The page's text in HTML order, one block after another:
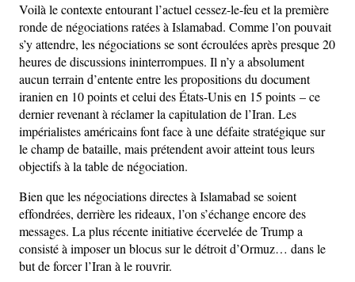
Voilà le contexte entourant l’actuel cessez-le-feu et la première
ronde de négociations ratées à Islamabad. Comme l’on pouvait
s’y attendre, les négociations se sont écroulées après presque 20
heures de discussions ininterrompues. Il n’y a absolument
aucun terrain d’entente entre les propositions du document
iranien en 10 points et celui des États-Unis en 15 points – ce
dernier revenant à réclamer la capitulation de l’Iran. Les
impérialistes américains font face à une défaite stratégique sur
le champ de bataille, mais prétendent avoir atteint tous leurs
objectifs à la table de négociation.
Bien que les négociations directes à Islamabad se soient
effondrées, derrière les rideaux, l’on s’échange encore des
messages. La plus récente initiative écervelée de Trump a
consisté à imposer un blocus sur le détroit d’Ormuz… dans le
but de forcer l’Iran à le rouvrir.